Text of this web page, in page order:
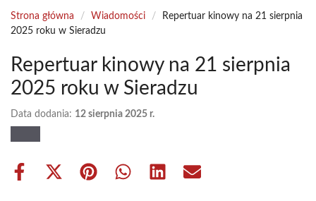
Strona główna / Wiadomości /
Repertuar kinowy na 21 sierpnia
2025 roku w Sieradzu
Repertuar kinowy na 21 sierpnia
2025 roku w Sieradzu
Data dodania: 12 sierpnia 2025 r.
Share
Share Share Share Share Share